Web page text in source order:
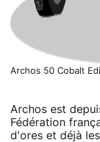
Archos 50 Cobalt
Archos est
Fédération
d'ores et déjà les